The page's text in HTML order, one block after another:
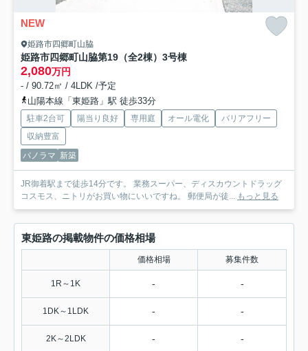
NEW
姫路市四郷町山脇
姫路市四郷町山脇第19（全2棟）3号棟
2,080万円
- / 90.72㎡ / 4LDK /予定
山陽本線「東姫路」駅 徒歩33分
駐車2台可 陽当り良好 専用庭 オール電化
バリアフリー
収納豊富
パノラマ 新築
JR御着駅まで徒歩14分です。 業務スーパー、ディスカウントドラッグ
コスモス、ニトリがお買い物にいいですね。 郵便局が徒... もっと見る
東姫路の掲載物件の価格相場
価格相場 募集件数
1R～1K - -
1DK～1LDK - -
2K～2LDK - -